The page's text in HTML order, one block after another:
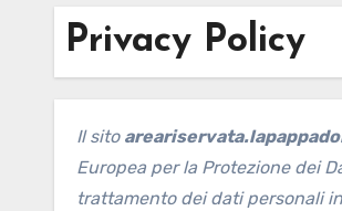
Privacy Policy
Il sito
Europea per la Protezione dei
trattamento dei dati personali